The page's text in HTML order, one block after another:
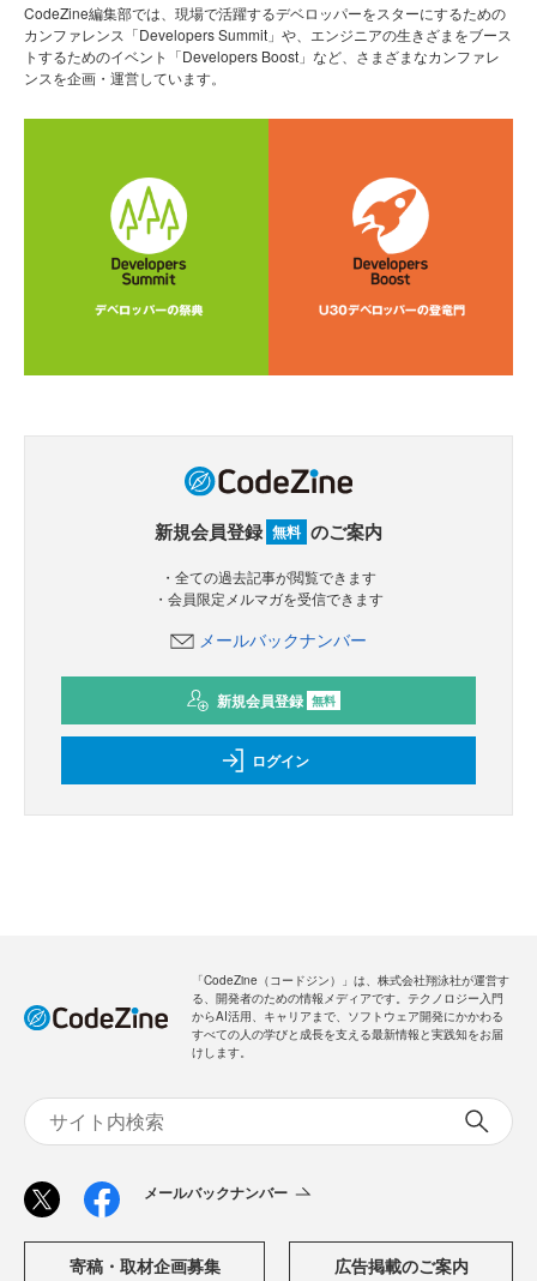
CodeZine編集部では、現場で活躍するデベロッパーをスターにするための
カンファレンス「Developers Summit」や、エンジニアの生きざまをブース
トするためのイベント「Developers Boost」など、さまざまなカンファレ
ンスを企画・運営しています。
新規会員登録 無料 のご案内
・全ての過去記事が閲覧できます
・会員限定メルマガを受信できます
メールバックナンバー
新規会員登録 無料
ログイン
「CodeZine（コードジン）」は、株式会社翔泳社が運営す
る、開発者のための情報メディアです。テクノロジー入門
からAI活用、キャリアまで、ソフトウェア開発にかかわる
すべての人の学びと成長を支える最新情報と実践知をお届
けします。
メールバックナンバー
寄稿・取材企画募集 広告掲載のご案内